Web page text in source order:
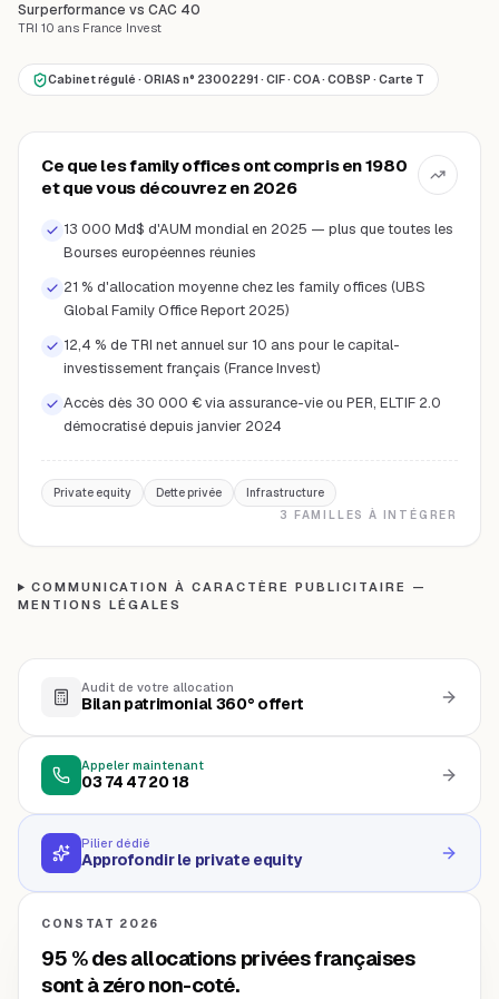
Surperformance vs CAC 40
TRI 10 ans France Invest
Cabinet régulé · ORIAS n° 23002291 · CIF · COA · COBSP · Carte T
Ce que les family offices ont compris en 1980
et que vous découvrez en 2026
13 000 Md$ d'AUM mondial en 2025 — plus que toutes les
Bourses européennes réunies
21 % d'allocation moyenne chez les family offices (UBS
Global Family Office Report 2025)
12,4 % de TRI net annuel sur 10 ans pour le capital-
investissement français (France Invest)
Accès dès 30 000 € via assurance-vie ou PER, ELTIF 2.0
démocratisé depuis janvier 2024
Private equity Dette privée
Infrastructure
3 FAMILLES À INTÉGRER
COMMUNICATION À CARACTÈRE PUBLICITAIRE —
MENTIONS LÉGALES
Audit de votre allocation
Bilan patrimonial 360° offert
Appeler maintenant
03 74 47 20 18
Pilier dédié
Approfondir le private equity
CONSTAT 2026
95 % des allocations privées françaises
sont à zéro non-coté.